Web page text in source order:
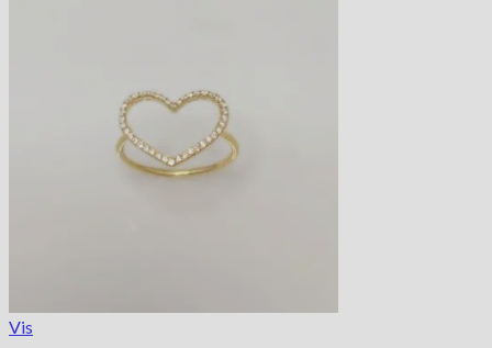
Vis